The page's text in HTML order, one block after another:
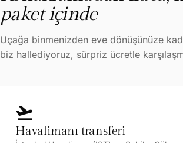
paket içinde
Uçağa binmenizden eve dönüşünüze
biz hallediyoruz, sürpriz ücretle
flight_takeoff
Havalimanı transferi